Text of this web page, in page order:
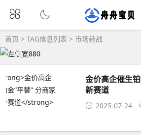
首页 > TAG信息列表 > 市场转战
金价高企催生
新赛道
2025-07-24